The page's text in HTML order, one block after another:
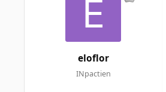
eloflor
INpactien